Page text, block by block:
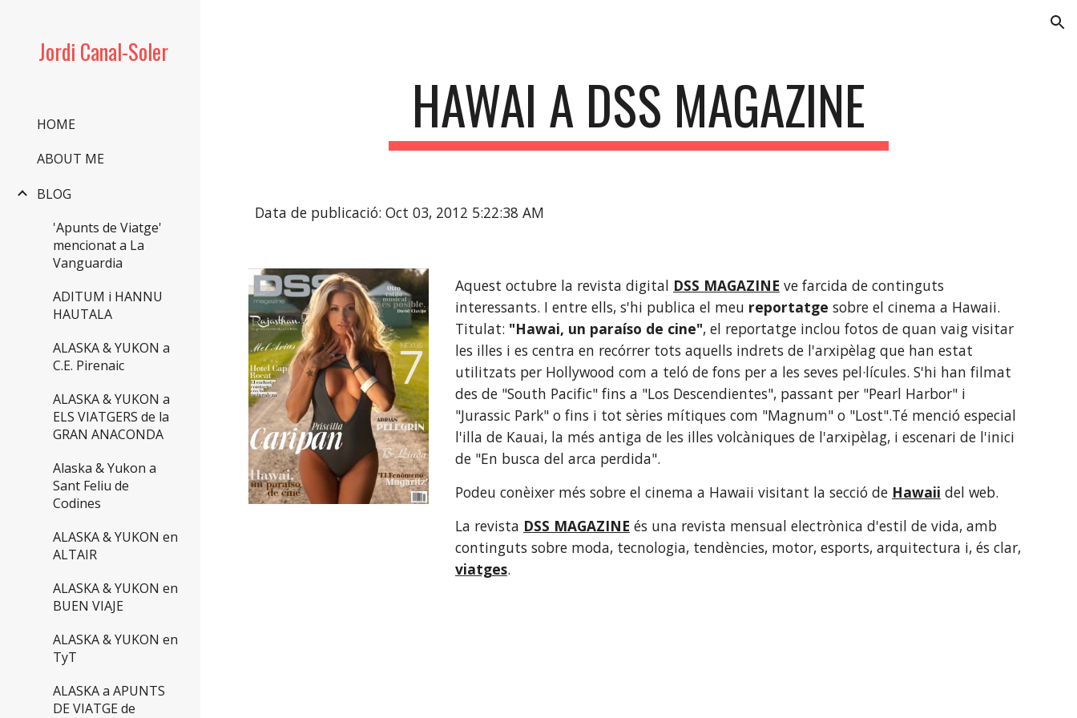
Jordi Canal-Soler
HOME
ABOUT ME
BLOG
'Apunts de Viatge'
mencionat a La
Vanguardia
ADITUM i HANNU
HAUTALA
ALASKA & YUKON a
C.E. Pirenaic
ALASKA & YUKON a
ELS VIATGERS de la
GRAN ANACONDA
Alaska & Yukon a
Sant Feliu de
Codines
ALASKA & YUKON en
ALTAIR
ALASKA & YUKON en
BUEN VIAJE
ALASKA & YUKON en
TyT
ALASKA a APUNTS
DE VIATGE de
HAWAI A DSS MAGAZINE
Data de publicació: Oct 03, 2012 5:22:38 AM
Aquest octubre la revista digital DSS MAGAZINE ve farcida de continguts
interessants. I entre ells, s'hi publica el meu reportatge sobre el cinema a Hawaii.
Titulat: "Hawai, un paraíso de cine", el reportatge inclou fotos de quan vaig visitar
les illes i es centra en recórrer tots aquells indrets de l'arxipèlag que han estat
utilitzats per Hollywood com a teló de fons per a les seves pel·lícules. S'hi han filmat
des de "South Pacific" fins a "Los Descendientes", passant per "Pearl Harbor" i
"Jurassic Park" o fins i tot sèries mítiques com "Magnum" o "Lost".Té menció especial
l'illa de Kauai, la més antiga de les illes volcàniques de l'arxipèlag, i escenari de l'inici
de "En busca del arca perdida".
Podeu conèixer més sobre el cinema a Hawaii visitant la secció de Hawaii del web.
La revista DSS MAGAZINE és una revista mensual electrònica d'estil de vida, amb
continguts sobre moda, tecnologia, tendències, motor, esports, arquitectura i, és clar,
viatges.